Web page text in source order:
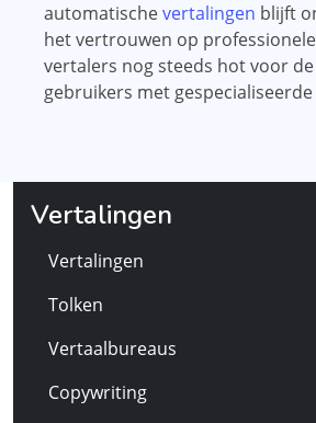
automatischevertalingen blijft
het vertrouwen op
vertalers nog steeds hot voor
gebruikers met gespecialiseerde
Vertalingen
Vertalingen
Tolken
Vertaalbureaus
Copywriting